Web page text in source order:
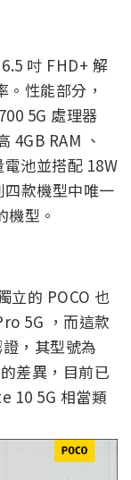
吋 FHD+ 解
性能部分，
5G 處理器
4GB RAM 、
池並搭配 18W
款機型中唯一
機型。
立的 POCO 也
5G ，而這款
，其型號為
差異，目前已
10 5G 相當類